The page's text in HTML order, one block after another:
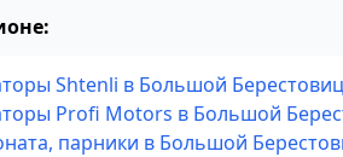
Shtenli в Большой
Profi Motors в Большой
парники в Большой